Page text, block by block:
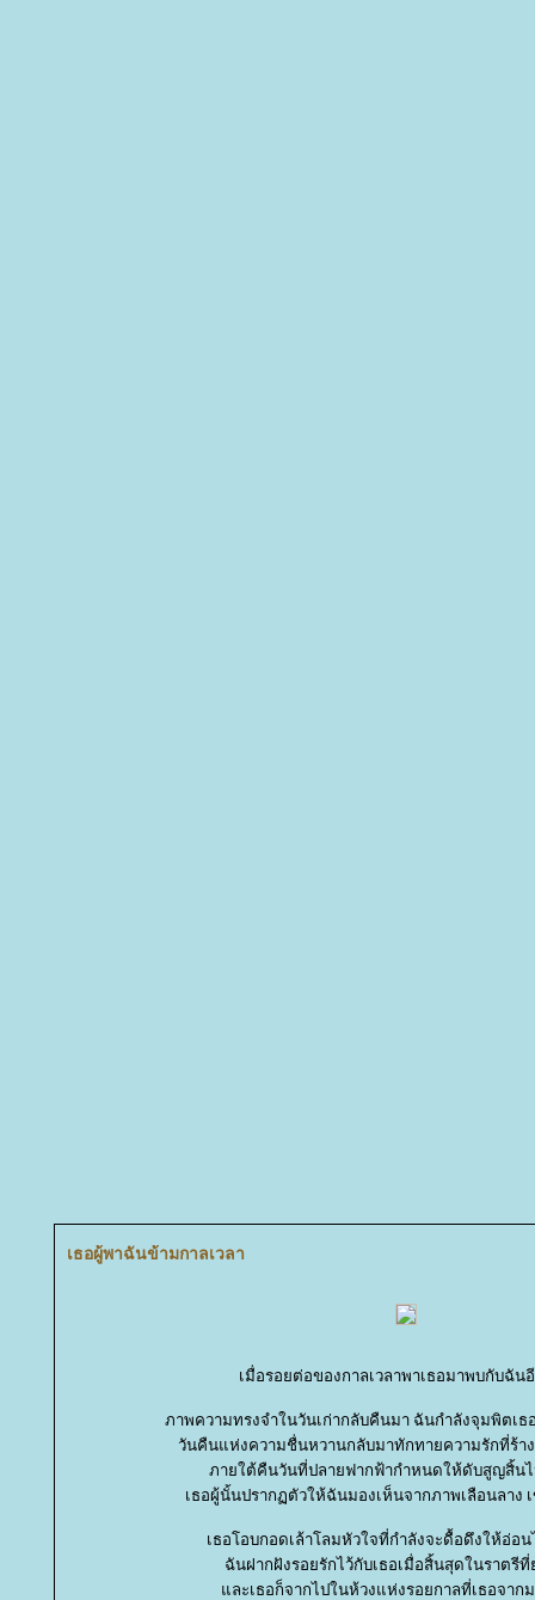
เธอผู้พาฉันข้ามกาลเวลา
เมื่อรอยต่อของกาลเวลาพาเธอมาพบกับฉัน
ภาพความทรงจำในวันเก่ากลับคืนมา ฉันกำลังจุมพิตเธ
วันคืนแห่งความชื่นหวานกลับมาทักทายความรักที่ร้า
ภายใต้คืนวันที่ปลายฟากฟ้ากำหนดให้ดับสูญสิ้น
เธอผู้นั้นปรากฏตัวให้ฉันมองเห็นจากภาพเลือนลาง
เธอโอบกอดเล้าโลมหัวใจที่กำลังจะดื้อดึงให้อ่อ
ฉันฝากฝังรอยรักไว้กับเธอเมื่อสิ้นสุดในราตรีที่
ละเธอก็จากไปในห้วงแห่งรอยกาลที่เธอจาก